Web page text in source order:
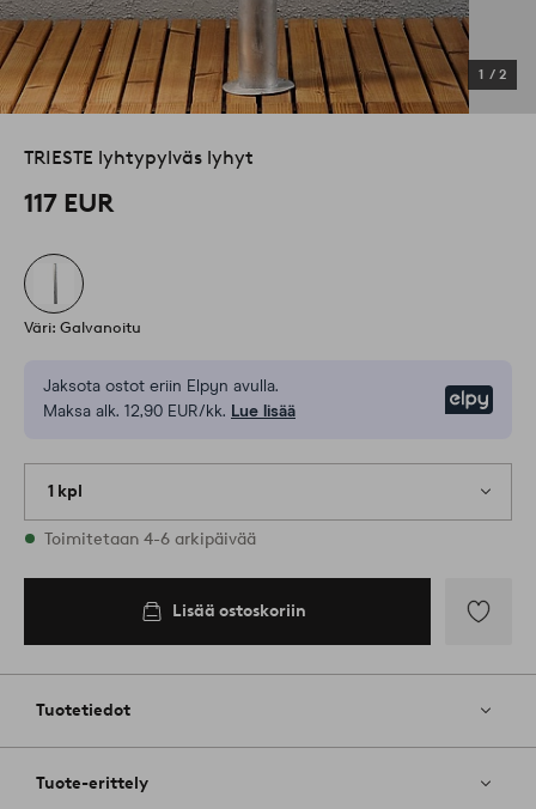
1 / 2
TRIESTE lyhtypylväs lyhyt
117 EUR
Väri: Galvanoitu
Jaksota ostot eriin Elpyn avulla.
Maksa alk. 12,90 EUR/kk. Lue lisää
1 kpl
Varastossa
Toimitetaan 4-6 arkipäivää
Lisää ostoskoriin
Tuotetiedot
Tuote-erittely